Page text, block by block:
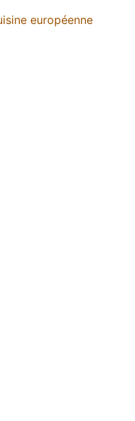
européenne